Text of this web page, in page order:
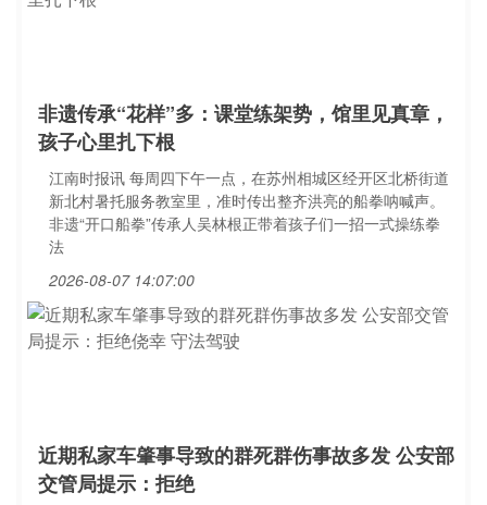
非遗传承“花样”多：课堂练架势，馆里见真章，
孩子心里扎下根
江南时报讯 每周四下午一点，在苏州相城区经开区北桥街道
新北村暑托服务教室里，准时传出整齐洪亮的船拳呐喊声。
非遗“开口船拳”传承人吴林根正带着孩子们一招一式操练拳
法
2026-08-07 14:07:00
近期私家车肇事导致的群死群伤事故多发 公安部
交管局提示：拒绝